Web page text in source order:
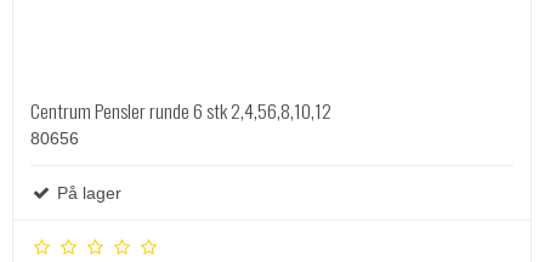
Centrum Pensler runde 6 stk 2,4,56,8,10,12
80656
På lager